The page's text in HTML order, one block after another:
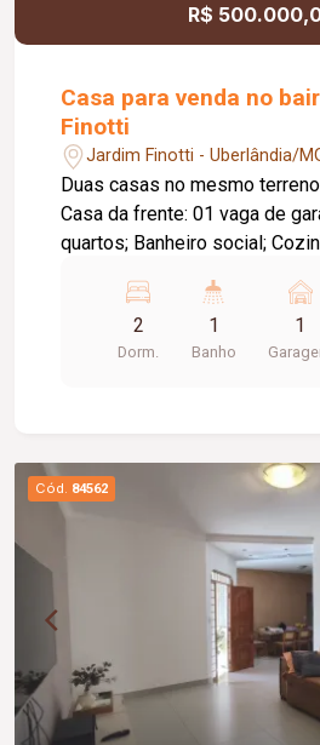
R$
Casa para venda no
Finotti
Jardim Finotti - Uberlândia/
Duas casas no mesmo terreno. Terreno: 300
Casa da frente: 01 vaga de
quartos; Banheiro social;
construída; Casa dos fundos: 01 vaga de
estacionamento; Sala; 02
social; Cozinha; Lavanderia;
futuras ampliações.
2
Dorm.
1
Banho
1
Cód. 84562